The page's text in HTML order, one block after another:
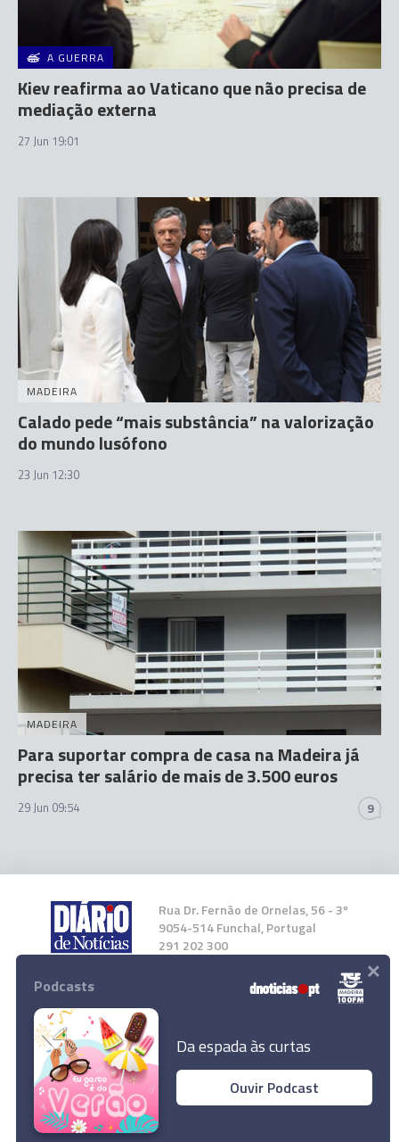
Força Aérea transporta dois doentes para a
Madeira
A GUERRA
Kiev reafirma ao Vaticano que não precisa de
mediação externa
27 Jun 19:01
MADEIRA
Calado pede “mais substância” na valorização
do mundo lusófono
23 Jun 12:30
MADEIRA
Para suportar compra de casa na Madeira já
precisa ter salário de mais de 3.500 euros
29 Jun 09:54 9
Rua Dr. Fernão de Ornelas, 56 - 3º
9054-514 Funchal, Portugal
291 202 300
Instale a nossa App
© 2023 Empresa Diário de Notícias, Lda.
Todos os direitos reservados.
Podcasts
Da espada às curtas
Ouvir Podcast
×